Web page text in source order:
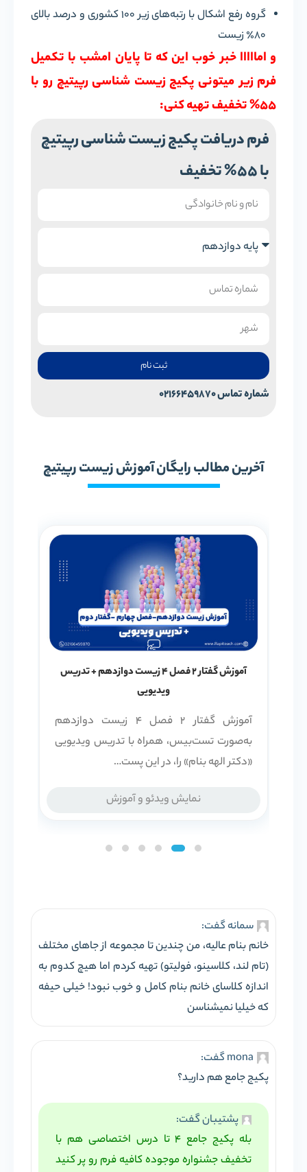
گروه رفع اشکال با رتبه‌های زیر ۱۰۰ کشوری و درصد بالای
۸۰٪ زیست
و امااااا خبر خوب این که تا پایان امشب با تکمیل
فرم زیر میتونی پکیج زیست شناسی رپیتیچ رو با
55% تخفیف تهیه کنی:
فرم دریافت پکیج زیست شناسی رپیتیچ
با 55% تخفیف
ثبت نام
شماره تماس 02166459870
آخرین مطالب رایگان آموزش زیست رپیتیچ
آموزش گفتار 2 فصل 4 زیست دوازدهم + تدریس
ویدیویی
آموزش گفتار 2 فصل 4 زیست دوازدهم
به‌صورت تست‌بیس، همراه با تدریس ویدیویی
«دکتر الهه بنام» را، در این پست…
نمایش ویدئو و آموزش
سمانه گفت:
خانم بنام عالیه، من چندین تا مجموعه از جاهای مختلف
(تام لند، کلاسینو، فولیتو) تهیه کردم اما هیچ کدوم به
اندازه کلاسای خانم بنام کامل و خوب نبود! خیلی حیفه
که خیلیا نمیشناسن
mona گفت:
پکیج جامع هم دارید؟
پشتیبان گفت:
بله پکیج جامع 4 تا درس اختصاصی هم با
تخفیف جشنواره موجوده کافیه فرم رو پر کنید